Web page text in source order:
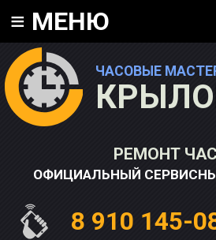
ЧАСОВЫЕ
РЕМОНТ
ОФИЦИАЛЬНЫЙ
8 910 145-
≡ МЕНЮ